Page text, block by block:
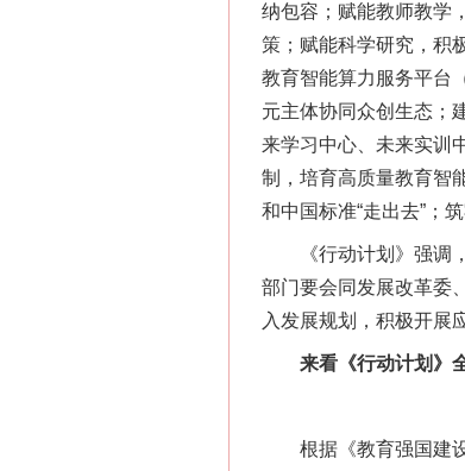
纳包容；赋能教师教学
策；赋能科学研究，积
教育智能算力服务平台
元主体协同众创生态；
来学习中心、未来实训
制，培育高质量教育智
和中国标准“走出去”；
《行动计划》强调，
部门要会同发展改革委
入发展规划，积极开展
来看《行动计划》
根据《教育强国建设